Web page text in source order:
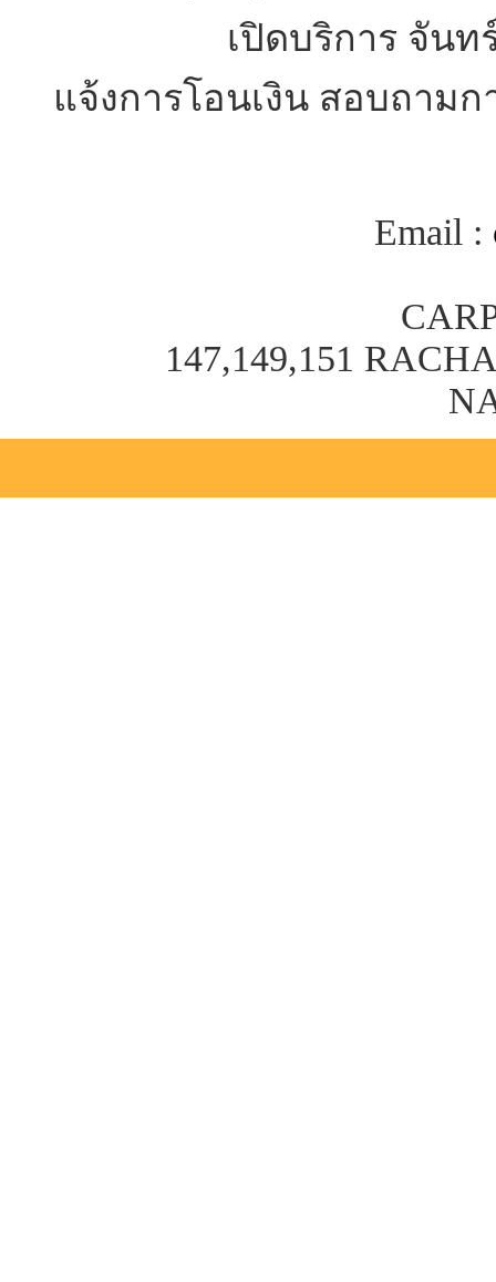
เปิดบริการ จันท
แจ้งการโอนเงิน สอบถามก
Email :
147,149,151